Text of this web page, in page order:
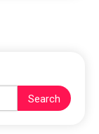
Search